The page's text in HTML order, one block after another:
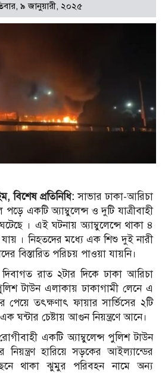
৯ জানুয়ারী, ২০২৫
বিশেষ প্রতিনিধি:সাভার ঢাকা-আরিচা
একটি অ্যাম্বুলেন্স ও দুটি যাত্রীবাহী
। এই ঘটনায় অ্যাম্বুলেন্সে থাকা ৪
। নিহতদের মধ্যে এক শিশু দুই নারী
বিস্তারিত পরিচয় পাওয়া যায়নি।
রাত ২টার দিকে ঢাকা আরিচা
টাউন এলাকায় ঢাকাগামী লেনে এ
পেয়ে তৎক্ষণাৎ ফায়ার সার্ভিসের ২টি
ঘন্টার চেষ্টায় আগুন নিয়ন্ত্রণে আনে।
একটি অ্যাম্বুলেন্স পুলিশ টাউন
হারিয়ে সড়কের আইল্যান্ডের
থাকা ঝুমুর পরিবহন নামে অন্য